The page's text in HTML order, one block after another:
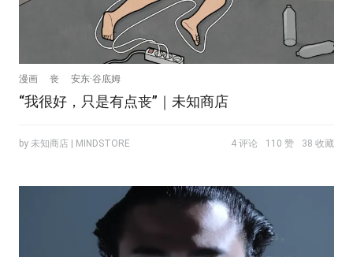
漫画 丧 安东·谷底姆
“我很好，只是有点丧”｜未知商店
by 未知商店 | MINDSTORE 4 评论 110 赞 38 收藏